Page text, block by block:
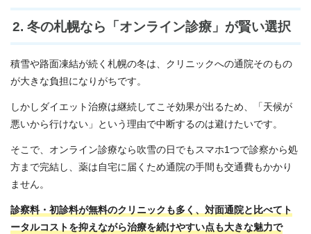
2. 冬の札幌なら「オンライン診療」が賢い選択
積雪や路面凍結が続く札幌の冬は、クリニックへの通院そのもの
が大きな負担になりがちです。
しかしダイエット治療は継続してこそ効果が出るため、「天候が
悪いから行けない」という理由で中断するのは避けたいです。
そこで、オンライン診療なら吹雪の日でもスマホ1つで診察から処
方まで完結し、薬は自宅に届くため通院の手間も交通費もかかり
ません。
診察料・初診料が無料のクリニックも多く、対面通院と比べてト
ータルコストを抑えながら治療を続けやすい点も大きな魅力で